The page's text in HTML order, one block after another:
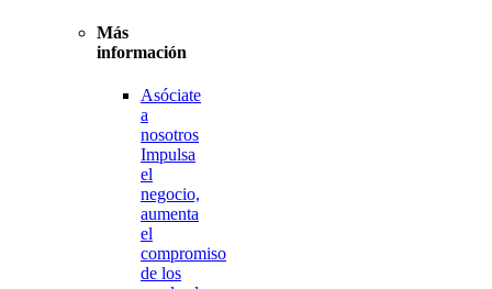
Más
información
Asóciate
a
nosotros
Impulsa
el
negocio,
aumenta
el
compromiso
de los